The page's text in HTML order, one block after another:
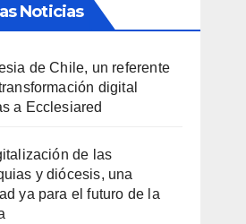
Noticias
de Chile, un referente
digital
a Ecclesiared
de las
y diócesis, una
ya para el futuro de la